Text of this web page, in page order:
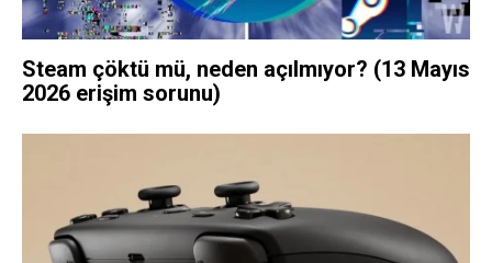
Steam çöktü mü, neden açılmıyor? (13 Mayıs
2026 erişim sorunu)